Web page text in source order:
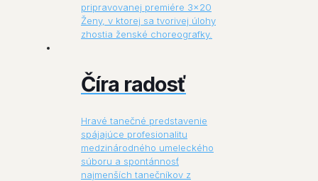
pripravovanej premiére 3×20
Ženy, v ktorej sa tvorivej úlohy
zhostia ženské choreografky.
Číra radosť
Hravé tanečné predstavenie
spájajúce profesionalitu
medzinárodného umeleckého
súboru a spontánnosť
najmenších tanečníkov z